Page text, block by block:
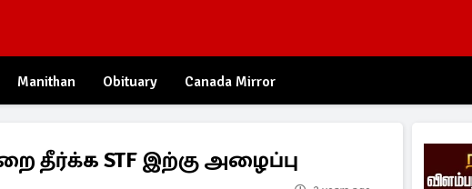
Manithan Obituary Canada Mirror
தீர்க்க STF இற்கு அழைப்பு